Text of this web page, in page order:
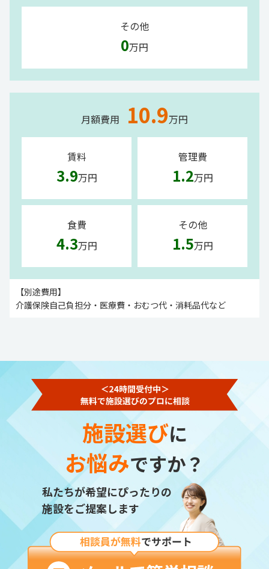
その他
0万円
月額費用 10.9万円
賃料
3.9万円
管理費
1.2万円
食費
4.3万円
その他
1.5万円
【別途費用】
介護保険自己負担分・医療費・おむつ代・消耗品代など
施設選びに
お悩みですか？
私たちが希望にぴったりの
施設をご提案します